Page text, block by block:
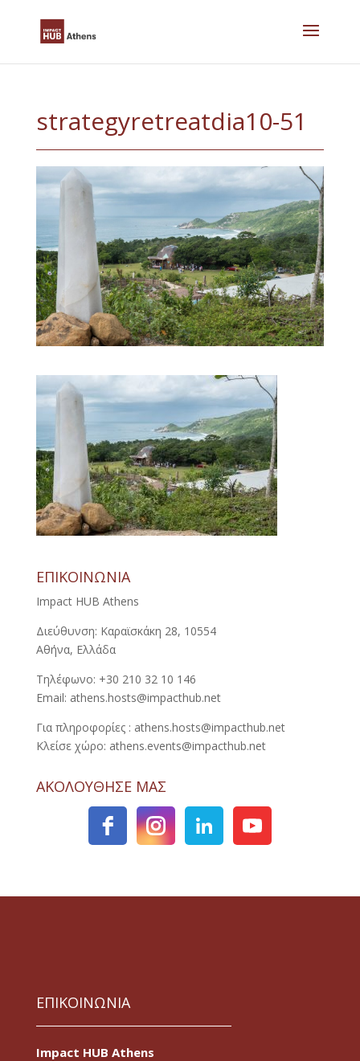
strategyretreatdia10-51
ΕΠΙΚΟΙΝΩΝΙΑ
Impact HUB Athens
Διεύθυνση: Καραϊσκάκη 28, 10554
Αθήνα, Ελλάδα
Τηλέφωνο: +30 210 32 10 146
Email: athens.hosts@impacthub.net
Για πληροφορίες : athens.hosts@impacthub.net
Κλείσε χώρο: athens.events@impacthub.net
ΑΚΟΛΟΥΘΗΣΕ ΜΑΣ
ΕΠΙΚΟΙΝΩΝΙΑ
Impact HUB Athens